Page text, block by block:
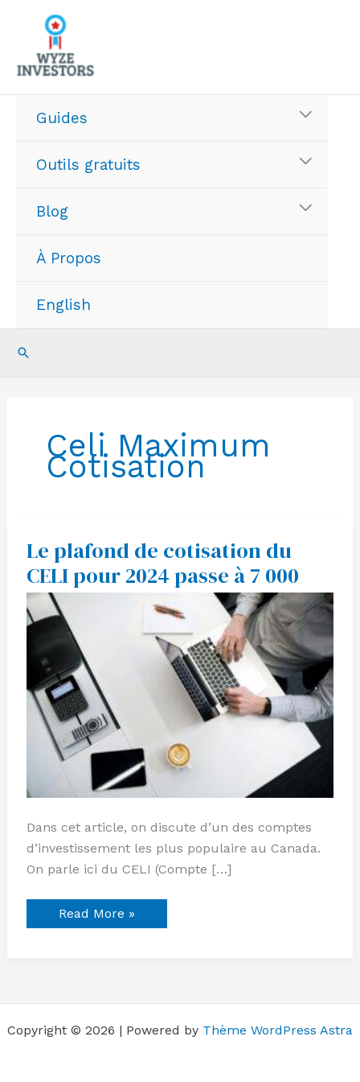
contenu
Guides
Outils gratuits
Blog
À Propos
English
Recherche
Celi Maximum
Cotisation
Le plafond de cotisation du
CELI pour 2024 passe à 7 000
Dans cet article, on discute d’un des comptes
d’investissement les plus populaire au Canada.
On parle ici du CELI (Compte […]
Le
plafond
de
cotisation
du
CELI
pour
2024
passe
7
000
Read More »
Copyright © 2026 | Powered by Thème WordPress Astra